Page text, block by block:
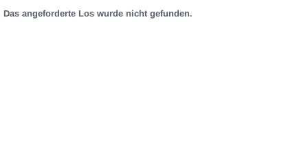
Das angeforderte Los wurde nicht gefunden.